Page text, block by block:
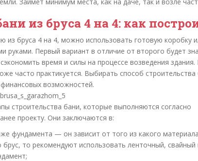
из бруса 4 на 4: как
из бруса 4 на 4, можно использовать готовую коробку
руками. Первый вариант в отличие от второго будет
время и силы на процессе возведения
часто практикуется. Выбирать способ строительства
возможностей.
строительства бани, которые выполняются согласно
проекту. Они заключаются в:
фундамента — он зависит от того из какого
брус, то рекомендуют использовать ленточный, свайный